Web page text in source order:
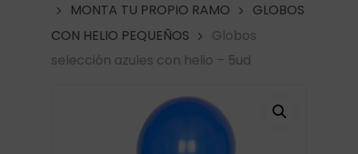
MONTA TU PROPIO RAMO
GLOBOS
CON HELIO PEQUEÑOS
Globos
selección azules con helio – 5ud